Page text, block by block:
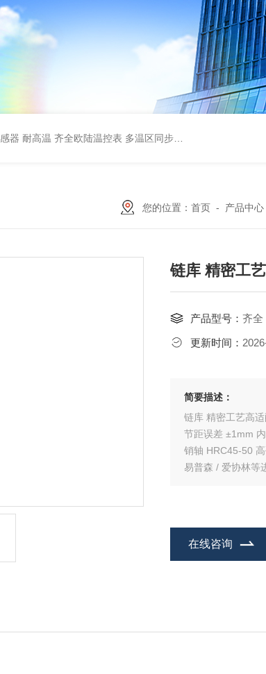
器 耐高温 齐全欧陆温控表 多温区同步控温 远程监控 齐全
您的位置： 首页 - 产品中心
链库 精密工
产品型号： 齐全
更新时间：
简要描述：
链库 精密工艺高
节距误差 ±1mm
销轴 HRC45-50
易普森 / 爱协林等
在线咨询